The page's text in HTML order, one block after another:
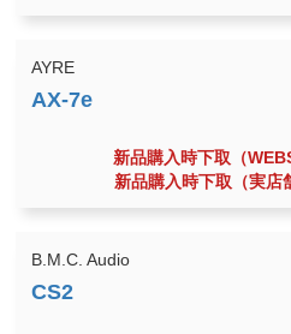
AYRE
新品購入時下取（
新品購入時下取（実店
B.M.C. Audio